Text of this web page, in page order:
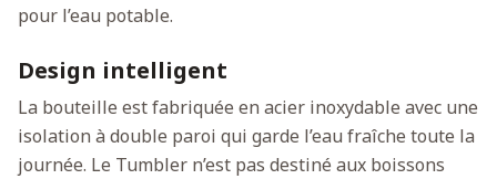
pour l’eau potable.
Design intelligent
La bouteille est fabriquée en acier inoxydable avec une
isolation à double paroi qui garde l’eau fraîche toute la
journée. Le Tumbler n’est pas destiné aux boissons